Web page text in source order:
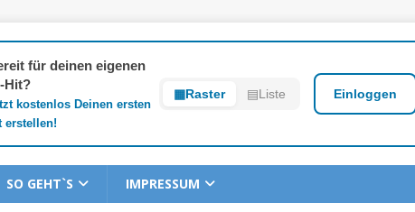
für deinen eigenen
Hit?
kostenlos Deinen ersten
erstellen!
▦Raster ▤Liste Einloggen
SO GEHT`S IMPRESSUM